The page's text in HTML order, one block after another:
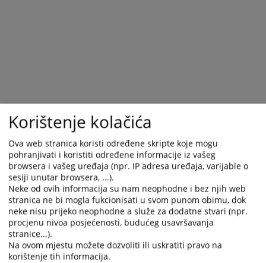
Korištenje kolačića
Ova web stranica koristi određene skripte koje mogu
pohranjivati i koristiti određene informacije iz vašeg
browsera i vašeg uređaja (npr. IP adresa uređaja, varijable o
sesiji unutar browsera, ...).
Neke od ovih informacija su nam neophodne i bez njih web
stranica ne bi mogla fukcionisati u svom punom obimu, dok
neke nisu prijeko neophodne a služe za dodatne stvari (npr.
procjenu nivoa posjećenosti, budućeg usavršavanja
stranice...).
Na ovom mjestu možete dozvoliti ili uskratiti pravo na
korištenje tih informacija.